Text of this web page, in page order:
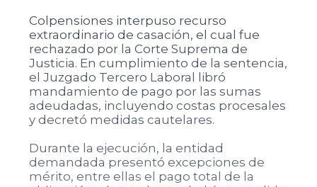
Colpensiones interpuso recurso
extraordinario de casación, el cual fue
rechazado por la Corte Suprema de
Justicia. En cumplimiento de la sentencia,
el Juzgado Tercero Laboral libró
mandamiento de pago por las sumas
adeudadas, incluyendo costas procesales
y decretó medidas cautelares.
Durante la ejecución, la entidad
demandada presentó excepciones de
mérito, entre ellas el pago total de la